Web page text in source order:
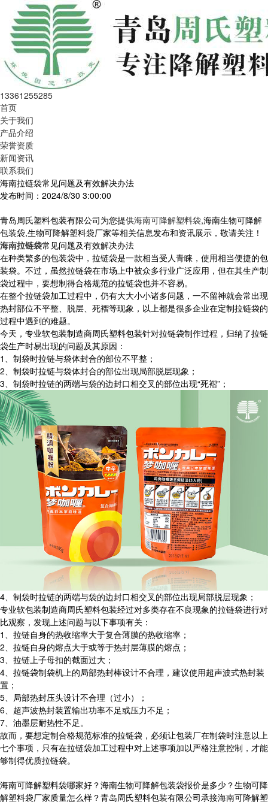
13361255285
首页
关于我们
产品介绍
荣誉资质
新闻资讯
联系我们
海南拉链袋常见问题及有效解决办法
发布时间：2024/8/30 3:00:00
青岛周氏塑料包装有限公司为您提供海南可降解塑料袋,海南生物可降解
包装袋,生物可降解塑料袋厂家等相关信息发布和资讯展示，敬请关注！
海南拉链袋常见问题及有效解决办法
在种类繁多的包装袋中，拉链袋是一款相当受人青睐，使用相当便捷的包
装袋。不过，虽然拉链袋在市场上中被众多行业广泛应用，但在其生产制
袋过程中，要想制得合格规范的拉链袋也并不容易。
在整个拉链袋加工过程中，仍有大大小小诸多问题，一不留神就会常出现
热封部位不平整、脱层、死褶等现象，以上都是很多企业在定制拉链袋的
过程中遇到的难题。
今天，专业软包装制造商周氏塑料包装针对拉链袋制作过程，归纳了拉链
袋生产时易出现的问题及其原因：
1、制袋时拉链与袋体封合的部位不平整；
2、制袋时拉链与袋体封合的部位出现局部脱层现象；
3、制袋时拉链的两端与袋的边封口相交叉的部位出现“死褶”；
4、制袋时拉链的两端与袋的边封口相交叉的部位出现局部脱层现象；
专业软包装制造商周氏塑料包装经过对多类存在不良现象的拉链袋进行对
比观察，发现上述问题与以下事项有关：
1、拉链自身的热收缩率大于复合薄膜的热收缩率；
2、拉链自身的熔点大于或等于热封层薄膜的熔点；
3、拉链上子母扣的截面过大；
4、拉链袋制袋机上的局部热封棒设计不合理，建议使用超声波式热封装
置；
5、局部热封压头设计不合理（过小）；
6、超声波热封装置输出功率不足或压力不足；
7、油墨层耐热性不足。
故而，要想定制合格规范标准的拉链袋，必须让包装厂在制袋时注意以上
七个事项，只有在拉链袋加工过程中对上述事项加以严格注意控制，才能
够制得优质拉链袋。
海南可降解塑料袋哪家好？海南生物可降解包装袋报价是多少？生物可降
解塑料袋厂家质量怎么样？青岛周氏塑料包装有限公司承接海南可降解塑